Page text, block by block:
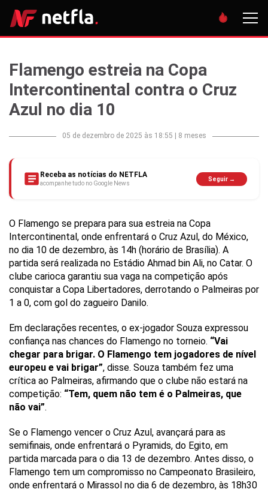
Flamengo estreia na Copa
Intercontinental contra o Cruz
Azul no dia 10
05 de dezembro de 2025 às 18:55 8 meses
Receba as notícias do NETFLA
acompanhe tudo no Google News
Seguir →
O Flamengo se prepara para sua estreia na Copa
Intercontinental, onde enfrentará o Cruz Azul, do México,
no dia 10 de dezembro, às 14h (horário de Brasília). A
partida será realizada no Estádio Ahmad bin Ali, no Catar. O
clube carioca garantiu sua vaga na competição após
conquistar a Copa Libertadores, derrotando o Palmeiras por
1 a 0, com gol do zagueiro Danilo.
Em declarações recentes, o ex-jogador Souza expressou
confiança nas chances do Flamengo no torneio. “Vai
chegar para brigar. O Flamengo tem jogadores de nível
europeu e vai brigar”, disse. Souza também fez uma
crítica ao Palmeiras, afirmando que o clube não estará na
competição: “Tem, quem não tem é o Palmeiras, que
não vai”.
Se o Flamengo vencer o Cruz Azul, avançará para as
semifinais, onde enfrentará o Pyramids, do Egito, em
partida marcada para o dia 13 de dezembro. Antes disso, o
Flamengo tem um compromisso no Campeonato Brasileiro,
onde enfrentará o Mirassol no dia 6 de dezembro, às 18h30